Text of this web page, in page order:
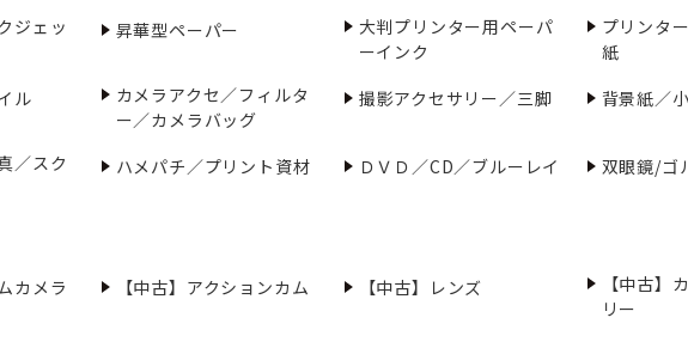
ジェッ
昇華型ペーパー
大判プリンター用ペーパ
ーインク
プリンタ
紙
ル
カメラアクセ／フィルタ
ー／カメラバッグ
撮影アクセサリー／三脚 背景紙／
／スク
ハメパチ／プリント資材 ＤＶＤ／CD／ブルーレイ 双眼鏡/ゴ
カメラ 【中古】アクションカム 【中古】レンズ
【中古】
リー